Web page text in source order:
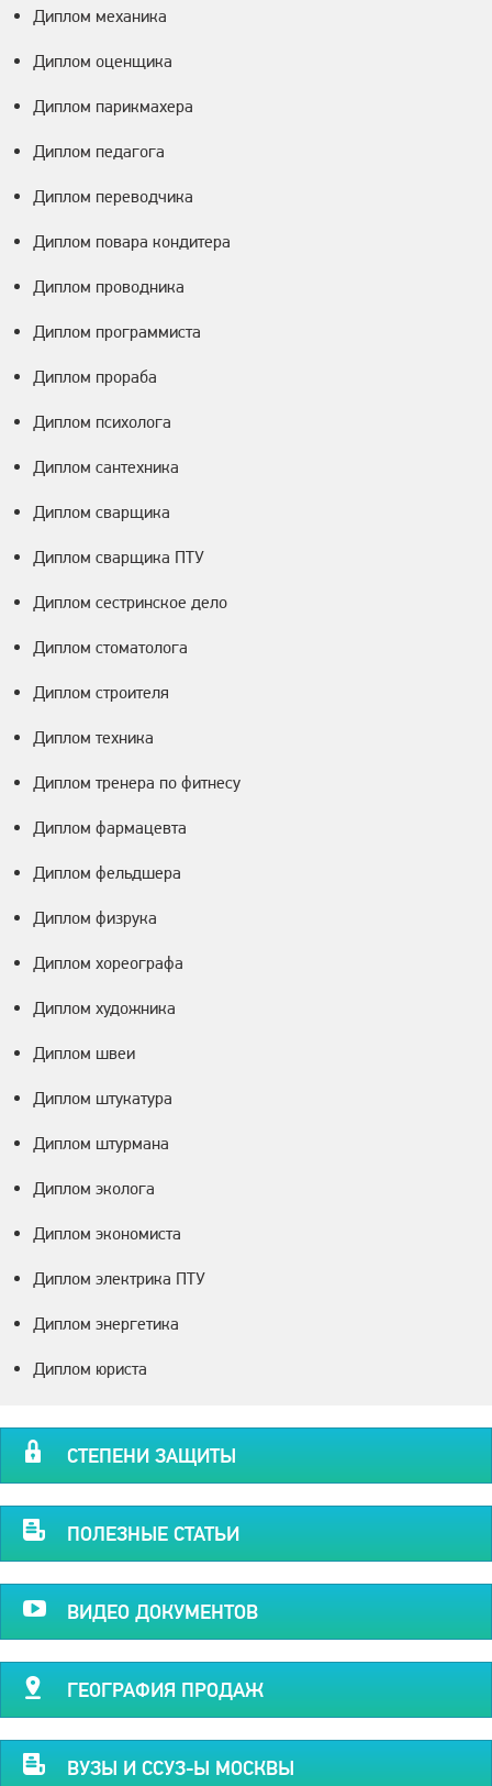
Диплом механика
Диплом оценщика
Диплом парикмахера
Диплом педагога
Диплом переводчика
Диплом повара кондитера
Диплом проводника
Диплом программиста
Диплом прораба
Диплом психолога
Диплом сантехника
Диплом сварщика
Диплом сварщика ПТУ
Диплом сестринское дело
Диплом стоматолога
Диплом строителя
Диплом техника
Диплом тренера по фитнесу
Диплом фармацевта
Диплом фельдшера
Диплом физрука
Диплом хореографа
Диплом художника
Диплом швеи
Диплом штукатура
Диплом штурмана
Диплом эколога
Диплом экономиста
Диплом электрика ПТУ
Диплом энергетика
Диплом юриста
СТЕПЕНИ ЗАЩИТЫ
ПОЛЕЗНЫЕ СТАТЬИ
ВИДЕО ДОКУМЕНТОВ
ГЕОГРАФИЯ ПРОДАЖ
ВУЗЫ И ССУЗ-Ы МОСКВЫ